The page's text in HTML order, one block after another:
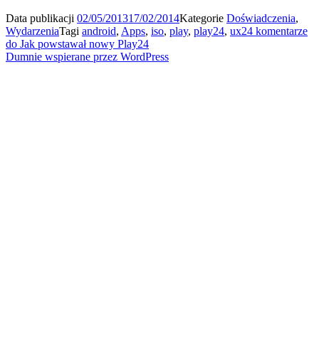
Data publikacji 02/05/201317/02/2014Kategorie Doświadczenia,
WydarzeniaTagi android, Apps, iso, play, play24, ux24 komentarze
do Jak powstawał nowy Play24
Dumnie wspierane przez WordPress